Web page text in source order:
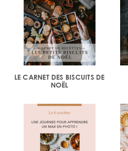
LE CARNET DES BISCUITS DE
NOËL